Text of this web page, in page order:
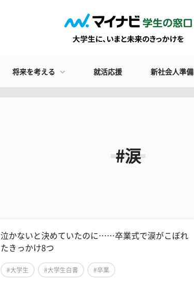
将来を考える 就活応援 新社会人準備
#涙
泣かないと決めていたのに……卒業式で涙がこぼれ
たきっかけ8つ
#大学生 #大学生白書 #卒業